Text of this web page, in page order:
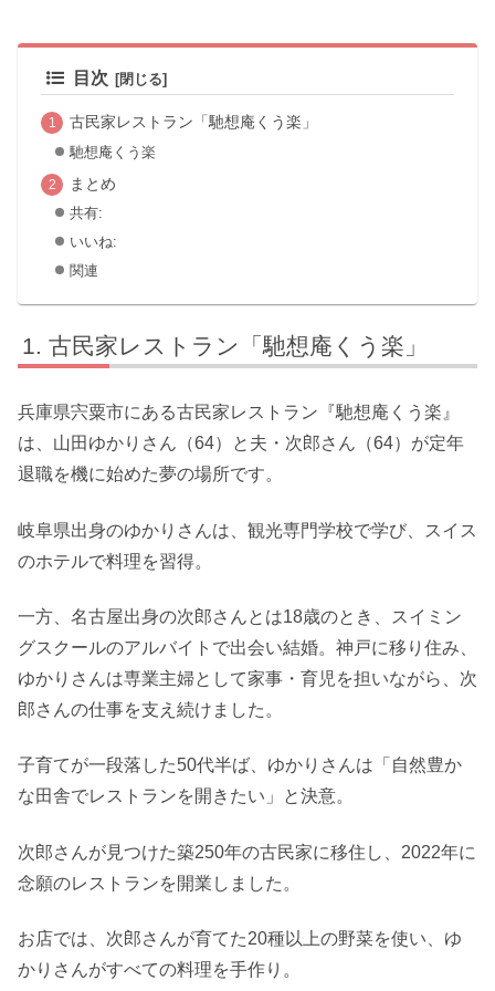
目次
古民家レストラン「馳想庵くう楽」
馳想庵くう楽
まとめ
共有:
いいね:
関連
古民家レストラン「馳想庵くう楽」
兵庫県宍粟市にある古民家レストラン『馳想庵くう楽』
は、山田ゆかりさん（64）と夫・次郎さん（64）が定年
退職を機に始めた夢の場所です。
岐阜県出身のゆかりさんは、観光専門学校で学び、スイス
のホテルで料理を習得。
一方、名古屋出身の次郎さんとは18歳のとき、スイミン
グスクールのアルバイトで出会い結婚。神戸に移り住み、
ゆかりさんは専業主婦として家事・育児を担いながら、次
郎さんの仕事を支え続けました。
子育てが一段落した50代半ば、ゆかりさんは「自然豊か
な田舎でレストランを開きたい」と決意。
次郎さんが見つけた築250年の古民家に移住し、2022年に
念願のレストランを開業しました。
お店では、次郎さんが育てた20種以上の野菜を使い、ゆ
かりさんがすべての料理を手作り。